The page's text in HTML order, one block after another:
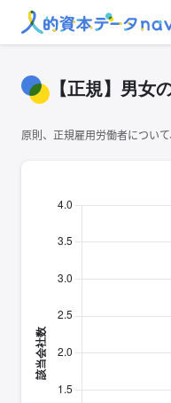
【正規】男女
原則、正規雇用労働者につい